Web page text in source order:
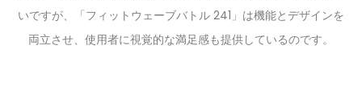
いですが、「フィットウェーブバトル 241」は機能とデザインを
両立させ、使用者に視覚的な満足感も提供しているのです。